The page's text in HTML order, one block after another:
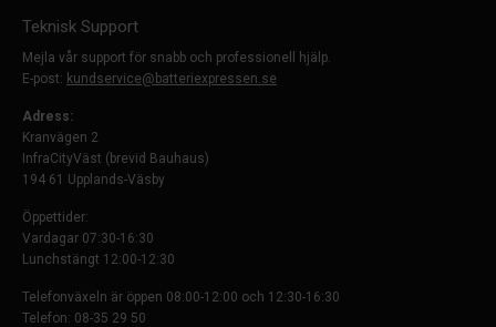
Teknisk Support
Mejla vår support för snabb och professionell hjälp.
E-post: kundservice@batteriexpressen.se
Adress:
Kranvägen 2
InfraCityVäst (brevid Bauhaus)
194 61 Upplands-Väsby
Öppettider:
Vardagar 07:30-16:30
Lunchstängt 12:00-12:30
Telefonväxeln är öppen 08:00-12:00 och 12:30-16:30
Telefon: 08-35 29 50